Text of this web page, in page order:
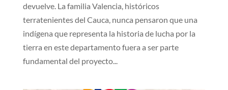
devuelve. La familia Valencia, históricos
terratenientes del Cauca, nunca pensaron que una
indígena que representa la historia de lucha por la
tierra en este departamento fuera a ser parte
fundamental del proyecto...